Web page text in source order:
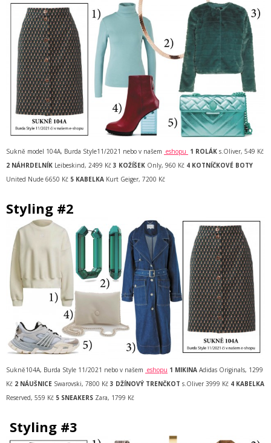
Sukně model 104A, Burda Style11/2021 nebo v našem eshopu 1 ROLÁK s.Oliver, 549 Kč
2 NÁHRDELNÍK Leibeskind, 2499 Kč 3 KOŽÍŠEK Only, 960 Kč 4 KOTNÍČKOVÉ BOTY
United Nude 6650 Kč 5 KABELKA Kurt Geiger, 7200 Kč
Styling #2
Sukně104A, Burda Style 11/2021 nebo v našem eshopu 1 MIKINA Adidas Originals, 1299
Kč 2 NÁUŠNICE Swarovski, 7800 Kč 3 DŽÍNOVÝ TRENČKOT s.Oliver 3999 Kč 4 KABELKA
Reserved, 559 Kč 5 SNEAKERS Zara, 1799 Kč
Styling #3